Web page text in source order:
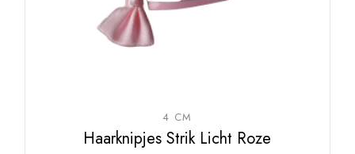
4 CM
Haarknipjes Strik Licht Roze